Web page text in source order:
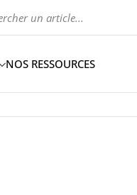
NOS RESSOURCES